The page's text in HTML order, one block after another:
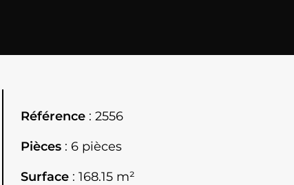
Référence
2556
Pièces
6 pièces
Surface
168.15 m²